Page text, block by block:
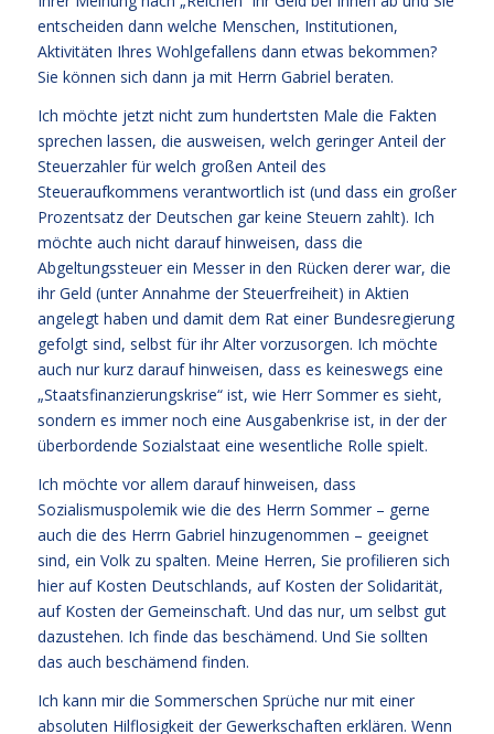
entscheiden dann welche Menschen, Institutionen,
Aktivitäten Ihres Wohlgefallens dann etwas bekommen?
Sie können sich dann ja mit Herrn Gabriel beraten.
Ich möchte jetzt nicht zum hundertsten Male die Fakten
sprechen lassen, die ausweisen, welch geringer Anteil der
Steuerzahler für welch großen Anteil des
Steueraufkommens verantwortlich ist (und dass ein großer
Prozentsatz der Deutschen gar keine Steuern zahlt). Ich
möchte auch nicht darauf hinweisen, dass die
Abgeltungssteuer ein Messer in den Rücken derer war, die
ihr Geld (unter Annahme der Steuerfreiheit) in Aktien
angelegt haben und damit dem Rat einer Bundesregierung
gefolgt sind, selbst für ihr Alter vorzusorgen. Ich möchte
auch nur kurz darauf hinweisen, dass es keineswegs eine
„Staatsfinanzierungskrise“ ist, wie Herr Sommer es sieht,
sondern es immer noch eine Ausgabenkrise ist, in der der
überbordende Sozialstaat eine wesentliche Rolle spielt.
Ich möchte vor allem darauf hinweisen, dass
Sozialismuspolemik wie die des Herrn Sommer – gerne
auch die des Herrn Gabriel hinzugenommen – geeignet
sind, ein Volk zu spalten. Meine Herren, Sie profilieren sich
hier auf Kosten Deutschlands, auf Kosten der Solidarität,
auf Kosten der Gemeinschaft. Und das nur, um selbst gut
dazustehen. Ich finde das beschämend. Und Sie sollten
das auch beschämend finden.
Ich kann mir die Sommerschen Sprüche nur mit einer
absoluten Hilflosigkeit der Gewerkschaften erklären. Wenn